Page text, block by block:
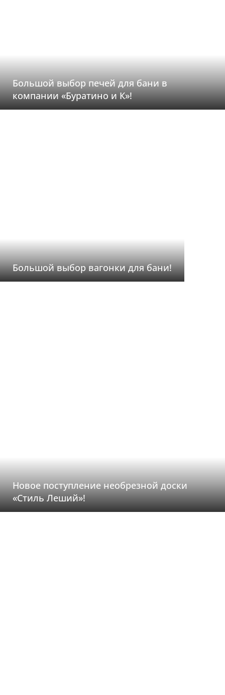
Большой выбор печей для бани в
компании «Буратино и К»!
Большой выбор вагонки для бани!
Новое поступление необрезной доски
«Стиль Леший»!